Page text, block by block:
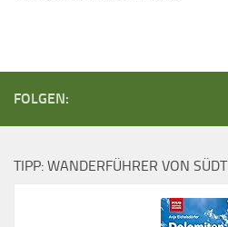
FOLGEN:
TIPP: WANDERFÜHRER VON